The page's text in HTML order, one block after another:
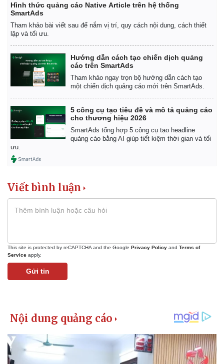
Hình thức quảng cáo Native Article trên hệ thống
SmartAds
Tham khảo bài viết sau để nắm vị trí, quy cách nội dung, cách thiết
lập và tối ưu.
Hướng dẫn cách tạo chiến dịch quảng
cáo trên SmartAds
Tham khảo ngay trọn bộ hướng dẫn cách tạo
một chiến dịch quảng cáo mới trên SmartAds.
5 công cụ tạo tiêu đề và mô tả quảng cáo
cho thương hiệu 2026
SmartAds tổng hợp 5 công cụ tạo headline
quảng cáo bằng AI giúp tiết kiệm thời gian và tối
ưu.
Viết bình luận
This site is protected by reCAPTCHA and the Google Privacy Policy and Terms of
Service apply.
Gửi tin